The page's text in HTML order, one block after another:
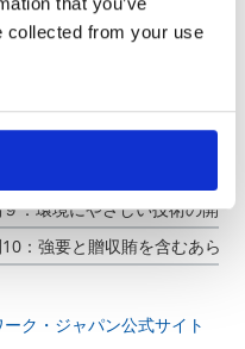
collected from your use
：自らが人権侵害に加担しな
：結社の自由と団体交渉の実
：環境上の課題に対する予防
８：環境に関するより大きな
：環境にやさしい技術の開発
：強要と贈収賄を含むあら
ク・ジャパン公式サイト